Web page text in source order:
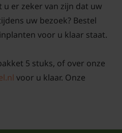
er zeker van zijn dat uw
uw bezoek? Bestel
voor u klaar staat.
5 stuks, of over onze
voor u klaar. Onze